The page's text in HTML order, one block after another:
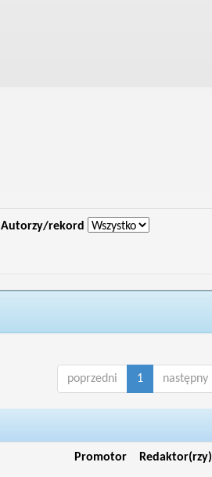
Autorzy/rekord
poprzedni 1 następny
Promotor Redaktor(rzy)